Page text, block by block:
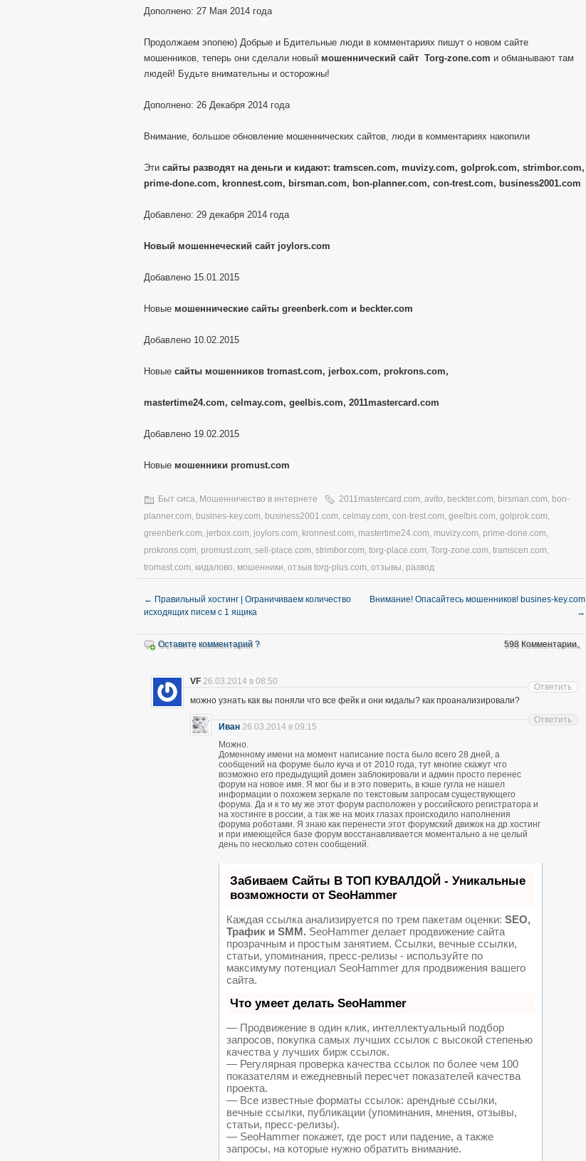
Дополнено: 27 Мая 2014 года
Продолжаем эпопею) Добрые и Бдительные люди в комментариях пишут о новом сайте
мошенников, теперь они сделали новый мошеннический сайт Torg-zone.com и обманывают там
людей! Будьте внимательны и осторожны!
Дополнено: 26 Декабря 2014 года
Внимание, большое обновление мошеннических сайтов, люди в комментариях накопили
Эти сайты разводят на деньги и кидают: tramscen.com, muvizy.com, golprok.com, strimbor.com,
prime-done.com, kronnest.com, birsman.com, bon-planner.com, con-trest.com, business2001.com
Добавлено: 29 декабря 2014 года
Новый мошеннеческий сайт joylors.com
Добавлено 15.01.2015
Новые мошеннические сайты greenberk.com и beckter.com
Добавлено 10.02.2015
Новые сайты мошенников tromast.com, jerbox.com, prokrons.com,
mastertime24.com, celmay.com, geelbis.com, 2011mastercard.com
Добавлено 19.02.2015
Новые мошенники promust.com
Быт сиса, Мошенничество в интернете 2011mastercard.com, avito, beckter.com, birsman.com, bon-
planner.com, busines-key.com, business2001.com, celmay.com, con-trest.com, geelbis.com, golprok.com,
greenberk.com, jerbox.com, joylors.com, kronnest.com, mastertime24.com, muvizy.com, prime-done.com,
prokrons.com, promust.com, sell-place.com, strimbor.com, torg-place.com, Torg-zone.com, tramscen.com,
tromast.com, кидалово, мошенники, отзыв torg-plus.com, отзывы, развод
← Правильный хостинг | Ограничиваем количество
исходящих писем с 1 ящика
Внимание! Опасайтесь мошенников! busines-key.com
→
Оставите комментарий ? 598 Комментарии。
VF 26.03.2014 в 08:50
можно узнать как вы поняли что все фейк и они кидалы? как проанализировали?
Ответить
Иван 26.03.2014 в 09:15
Можно.
Доменному имени на момент написание поста было всего 28 дней, а
сообщений на форуме было куча и от 2010 года, тут многие скажут что
возможно его предыдущий домен заблокировали и админ просто перенес
форум на новое имя. Я мог бы и в это поверить, в кэше гугла не нашел
информации о похожем зеркале по текстовым запросам существующего
форума. Да и к то му же этот форум расположен у российского регистратора и
на хостинге в россии, а так же на моих глазах происходило наполнения
форума роботами. Я знаю как перенести этот форумский движок на др хостинг
и при имеющейся базе форум восстанавливается моментально а не целый
день по несколько сотен сообщений.
Забиваем Сайты В ТОП КУВАЛДОЙ - Уникальные
возможности от SeoHammer
Каждая ссылка анализируется по трем пакетам оценки: SEO,
Трафик и SMM. SeoHammer делает продвижение сайта
прозрачным и простым занятием. Ссылки, вечные ссылки,
статьи, упоминания, пресс-релизы - используйте по
максимуму потенциал SeoHammer для продвижения вашего
сайта.
Что умеет делать SeoHammer
— Продвижение в один клик, интеллектуальный подбор
запросов, покупка самых лучших ссылок с высокой степенью
качества у лучших бирж ссылок.
— Регулярная проверка качества ссылок по более чем 100
показателям и ежедневный пересчет показателей качества
проекта.
— Все известные форматы ссылок: арендные ссылки,
вечные ссылки, публикации (упоминания, мнения, отзывы,
статьи, пресс-релизы).
— SeoHammer покажет, где рост или падение, а также
запросы, на которые нужно обратить внимание.
Ответить